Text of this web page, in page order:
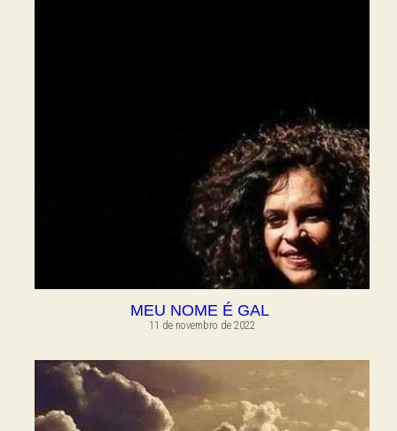
MEU NOME É GAL
11 de novembro de 2022